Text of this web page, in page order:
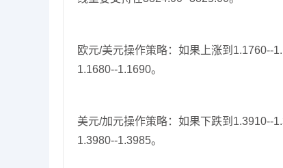
欧元/美元操作策略：如果上涨到1.1760--
1.1680--1.1690。
美元/加元操作策略：如果下跌到1.3910--
1.3980--1.3985。